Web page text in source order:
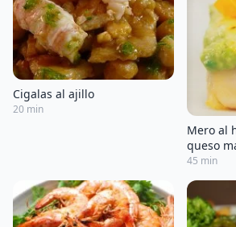
Cigalas al ajillo
20 min
Mero al
queso
aguacate
45 min